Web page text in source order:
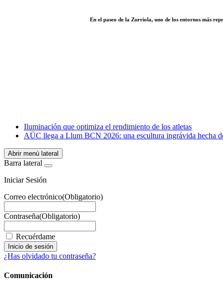
En el paseo de la Zurriola, uno de los entornos más
WhatsApp
Iluminación que optimiza el rendimiento de los atletas
AÜC llega a Llum BCN 2026: una escultura ingrávida hecha
Abrir menú lateral
Barra lateral
Iniciar Sesión
Correo electrónico(Obligatorio)
Contraseña(Obligatorio)
Recuérdame
¿Has olvidado tu contraseña?
Comunicación